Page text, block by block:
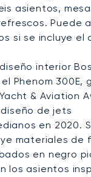
asientos,
Puede
si se incluye el
interior
Phenom 300E,
& Aviation
de jets
en 2020.
materiales de
en negro
los asientos